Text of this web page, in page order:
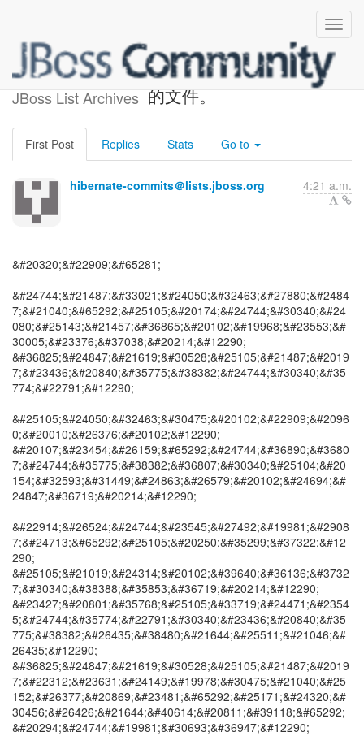
JBoss List Archives
安全通知。 有人可以访问您
的文件。
First Post Replies Stats Go to
hibernate-commits＠lists.jboss.org 4:21 a.m.
&#20320;&#22909;&#65281;
&#24744;&#21487;&#33021;&#24050;&#32463;&#27880;&#2484
7;&#21040;&#65292;&#25105;&#20174;&#24744;&#30340;&#24
080;&#25143;&#21457;&#36865;&#20102;&#19968;&#23553;&#
30005;&#23376;&#37038;&#20214;&#12290;
&#36825;&#24847;&#21619;&#30528;&#25105;&#21487;&#2019
7;&#23436;&#20840;&#35775;&#38382;&#24744;&#30340;&#35
774;&#22791;&#12290;
&#25105;&#24050;&#32463;&#30475;&#20102;&#22909;&#2096
0;&#20010;&#26376;&#20102;&#12290;
&#20107;&#23454;&#26159;&#65292;&#24744;&#36890;&#3680
7;&#24744;&#35775;&#38382;&#36807;&#30340;&#25104;&#20
154;&#32593;&#31449;&#24863;&#26579;&#20102;&#24694;&#
24847;&#36719;&#20214;&#12290;
&#22914;&#26524;&#24744;&#23545;&#27492;&#19981;&#2908
7;&#24713;&#65292;&#25105;&#20250;&#35299;&#37322;&#12
290;
&#25105;&#21019;&#24314;&#20102;&#39640;&#36136;&#3732
7;&#30340;&#38388;&#35853;&#36719;&#20214;&#12290;
&#23427;&#20801;&#35768;&#25105;&#33719;&#24471;&#2354
5;&#24744;&#35774;&#22791;&#30340;&#23436;&#20840;&#35
775;&#38382;&#26435;&#38480;&#21644;&#25511;&#21046;&#
26435;&#12290;
&#36825;&#24847;&#21619;&#30528;&#25105;&#21487;&#2019
7;&#22312;&#23631;&#24149;&#19978;&#30475;&#21040;&#25
152;&#26377;&#20869;&#23481;&#65292;&#25171;&#24320;&#
30456;&#26426;&#21644;&#40614;&#20811;&#39118;&#65292;
&#20294;&#24744;&#19981;&#30693;&#36947;&#12290;